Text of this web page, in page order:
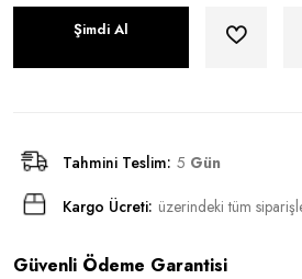
Şimdi Al
Tahmini Teslim: 5 Gün
Kargo Ücreti: üzerindeki tüm
Güvenli Ödeme Garantisi